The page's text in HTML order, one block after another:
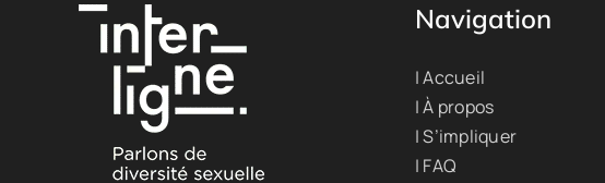
Navigation
| Accueil
| À propos
| S’impliquer
| FAQ